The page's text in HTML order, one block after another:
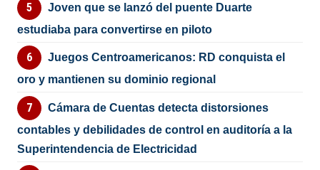
Joven que se lanzó del puente Duarte
estudiaba para convertirse en piloto
Juegos Centroamericanos: RD conquista el
oro y mantienen su dominio regional
Cámara de Cuentas detecta distorsiones
contables y debilidades de control en auditoría a la
Superintendencia de Electricidad